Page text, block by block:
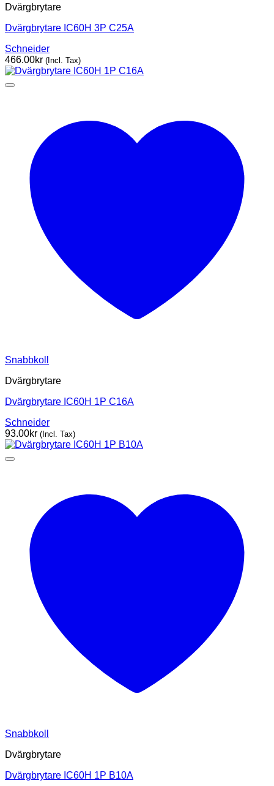
Dvärgbrytare
Dvärgbrytare IC60H 3P C25A
Schneider
466.00kr (Incl. Tax)
Snabbkoll
Dvärgbrytare
Dvärgbrytare IC60H 1P C16A
Schneider
93.00kr (Incl. Tax)
Snabbkoll
Dvärgbrytare
Dvärgbrytare IC60H 1P B10A